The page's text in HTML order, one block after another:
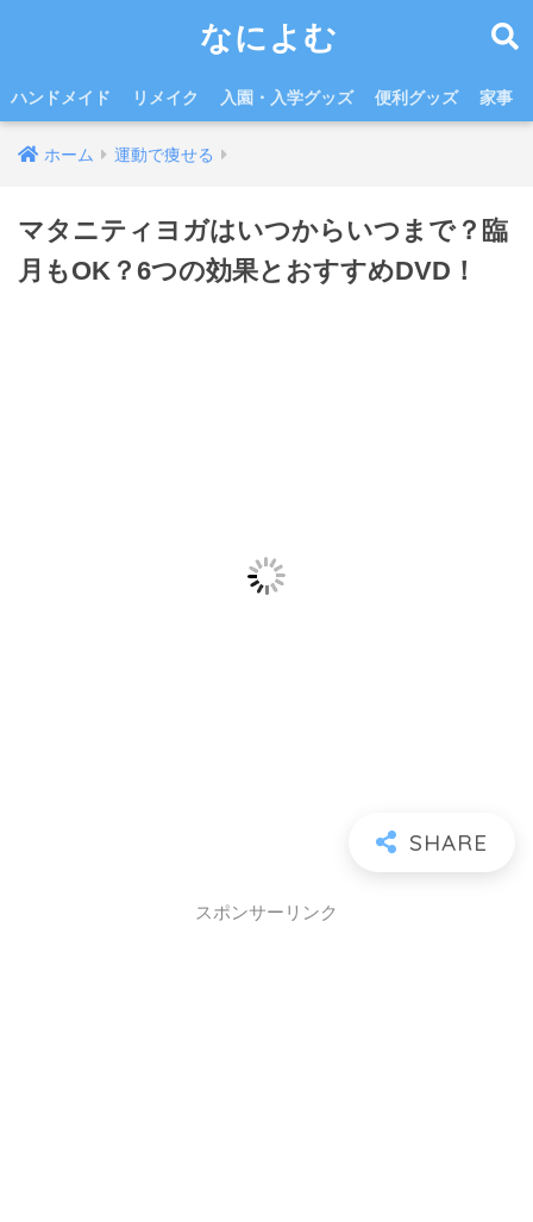
なによむ
ハンドメイド リメイク 入園・入学グッズ 便利グッズ 家事
ホーム 運動で痩せる
マタニティヨガはいつからいつまで？臨
月もOK？6つの効果とおすすめDVD！
スポンサーリンク